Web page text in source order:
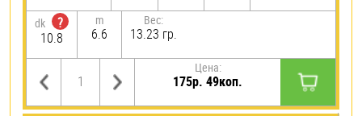
dk
?
10.8
m
6.6
Вес:
13.23 гр.
Цена:
175р. 49коп.